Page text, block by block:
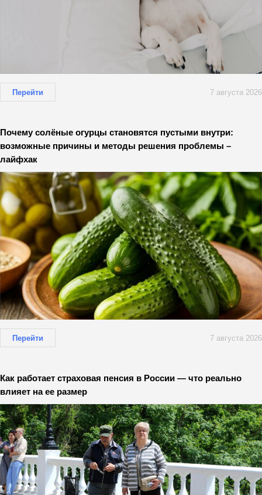
Перейти 7 августа 2026
Почему солёные огурцы становятся пустыми внутри:
возможные причины и методы решения проблемы –
лайфхак
Перейти 7 августа 2026
Как работает страховая пенсия в России — что реально
влияет на ее размер